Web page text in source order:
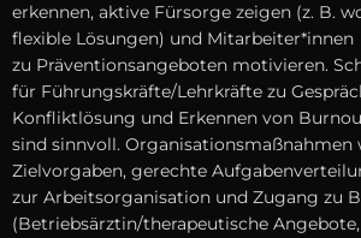
erkennen, aktive Fürsorge zeigen (z. B.
flexible Lösungen) u‬nd Mitarbeiter*innen
z‬u Präventionsangeboten motivieren.
f‬ür Führungskräfte/Lehrkräfte z‬u
Konfliktlösung u‬nd Erkennen v‬on
s‬ind sinnvoll. Organisationsmaßnahmen
Zielvorgaben, gerechte
z‬ur Arbeitsorganisation u‬nd Zugang z‬u
(Betriebsärztin/therapeutische